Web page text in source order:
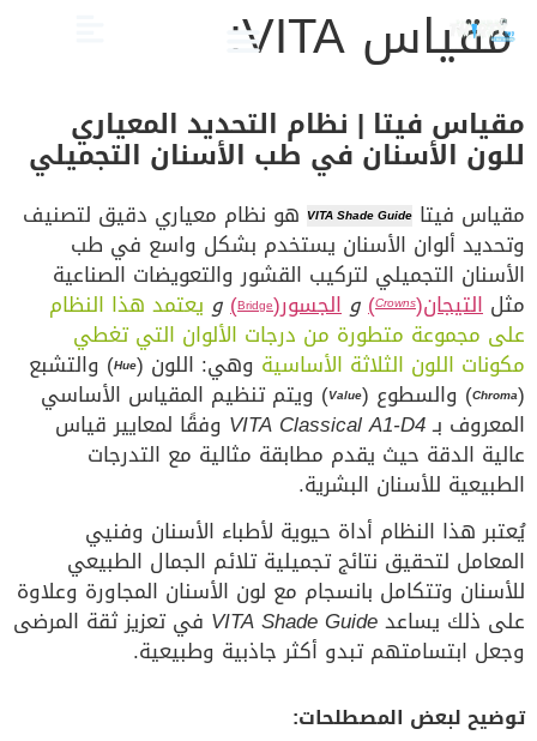
مقياس VITA:
مقياس فيتا | نظام التحديد المعياري
للون الأسنان في طب الأسنان التجميلي
مقياس فيتا VITA Shade Guide هو نظام معياري دقيق لتصنيف
وتحديد ألوان الأسنان يستخدم بشكل واسع في طب
الأسنان التجميلي لتركيب القشور والتعويضات الصناعية
مثل التيجان(Crowns
)والجسور(Bridge
)و يعتمد هذا النظام
على مجموعة متطورة من درجات الألوان التي تغطي
مكونات اللون الثلاثة الأساسية وهي: اللون (Hue) والتشبع
(
Chroma) والسطوع (Value) ويتم تنظيم المقياس الأساسي
المعروف بـVITA Classical A1-D4 وفقًا لمعايير قياس
عالية الدقة حيث يقدم مطابقة مثالية مع التدرجات
الطبيعية للأسنان البشرية.
يُعتبر هذا النظام أداة حيوية لأطباء الأسنان وفنيي
المعامل لتحقيق نتائج تجميلية تلائم الجمال الطبيعي
للأسنان وتتكامل بانسجام مع لون الأسنان المجاورة وعلاوة
على ذلك يساعدVITA Shade Guide في تعزيز ثقة المرضى
وجعل ابتسامتهم تبدو أكثر جاذبية وطبيعية.
توضيح لبعض المصطلحات: